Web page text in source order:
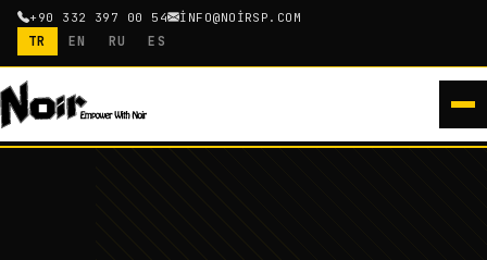
+90 332 397 00 54 INFO@NOIRSP.COM
TR EN RU ES